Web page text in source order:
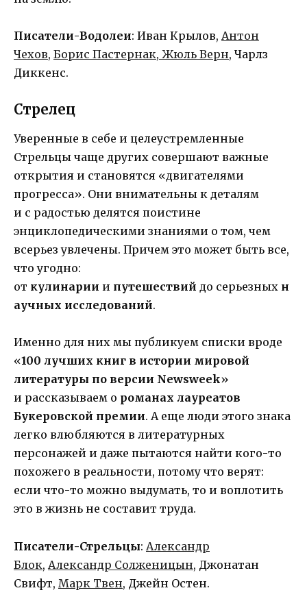
Писатели-Водолеи: Иван Крылов, Антон
Чехов, Борис Пастернак, Жюль Верн, Чарлз
Диккенс.
Стрелец
Уверенные в себе и целеустремленные
Стрельцы чаще других совершают важные
открытия и становятся «двигателями
прогресса». Они внимательны к деталям
и с радостью делятся поистине
энциклопедическими знаниями о том, чем
всерьез увлечены. Причем это может быть все,
что угодно:
от кулинарии и путешествий до серьезных н
аучных исследований.
Именно для них мы публикуем списки вроде
«100 лучших книг в истории мировой
литературы по версии Newsweek»
и рассказываем о романах лауреатов
Букеровской премии. А еще люди этого знака
легко влюбляются в литературных
персонажей и даже пытаются найти кого-то
похожего в реальности, потому что верят:
если что-то можно выдумать, то и воплотить
это в жизнь не составит труда.
Писатели-Стрельцы: Александр
Блок, Александр Солженицын, Джонатан
Свифт, Марк Твен, Джейн Остен.